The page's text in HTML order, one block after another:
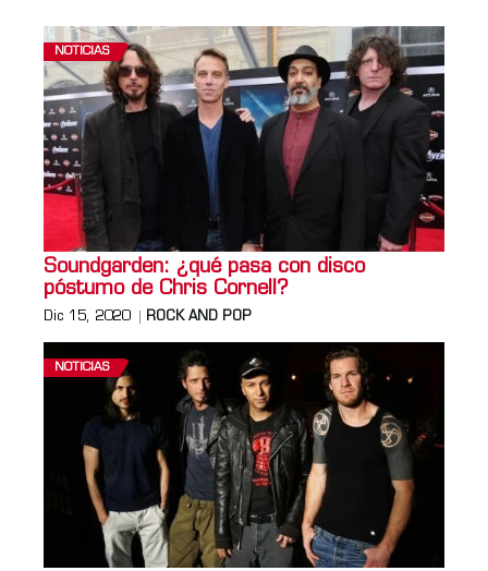
NOTICIAS
Soundgarden: ¿qué pasa con disco
póstumo de Chris Cornell?
Dic 15, 2020 ROCK AND POP
NOTICIAS